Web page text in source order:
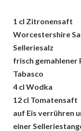
1 cl Zitronensaft
Worcestershire
Selleriesalz
frisch
Tabasco
4 cl Wodka
12 cl Tomatensaft
auf Eis verrühren
einer